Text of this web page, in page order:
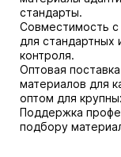
стандарты.
Совместимость
для стандартных
контроля.
Оптовая
материалов для
оптом для
Поддержка
подбору